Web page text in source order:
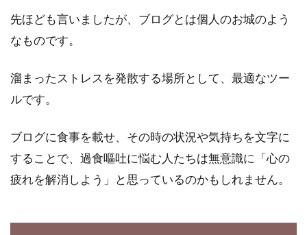
朝5分の味噌タイムが健康におすす
先ほども言いましたが、ブログとは個人のお城のよう
なものです。
溜まったストレスを発散する場所として、最適なツー
ルです。
ブログに食事を載せ、その時の状況や気持ちを文字に
することで、過食嘔吐に悩む人たちは無意識に「心の
疲れを解消しよう」と思っているのかもしれません。